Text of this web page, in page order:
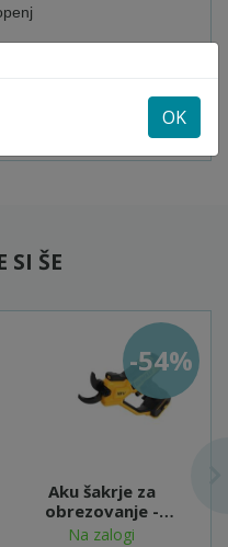
SI ŠE
Aku šakrje za
obrezovanje -
DCMPP568N
Na zalogi
-54%
OK